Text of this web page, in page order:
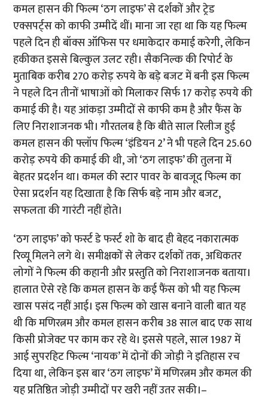
कमल हासन की फिल्म ‘ठग लाइफ’ से दर्शकों और ट्रेड
एक्सपर्ट्स को काफी उम्मीदें थीं। माना जा रहा था कि यह फिल्म
पहले दिन ही बॉक्स ऑफिस पर धमाकेदार कमाई करेगी, लेकिन
हकीकत इससे बिल्कुल उलट रही। सैकनिल्क की रिपोर्ट के
मुताबिक करीब 270 करोड़ रुपये के बड़े बजट में बनी इस फिल्म
ने पहले दिन तीनों भाषाओं को मिलाकर सिर्फ 17 करोड़ रुपये की
कमाई की है। यह आंकड़ा उम्मीदों से काफी कम है और फैंस के
लिए निराशाजनक भी। गौरतलब है कि बीते साल रिलीज हुई
कमल हासन की फ्लॉप फिल्म ‘इंडियन 2’ ने भी पहले दिन 25.60
करोड़ रुपये की कमाई की थी, जो ‘ठग लाइफ’ की तुलना में
बेहतर प्रदर्शन था। कमल की स्टार पावर के बावजूद फिल्म का
ऐसा प्रदर्शन यह दिखाता है कि सिर्फ बड़े नाम और बजट,
सफलता की गारंटी नहीं होते।
‘ठग लाइफ’ को फर्स्ट डे फर्स्ट शो के बाद ही बेहद नकारात्मक
रिव्यू मिलने लगे थे। समीक्षकों से लेकर दर्शकों तक, अधिकतर
लोगों ने फिल्म की कहानी और प्रस्तुति को निराशाजनक बताया।
हालात ऐसे रहे कि कमल हासन के कई फैंस को भी यह फिल्म
खास पसंद नहीं आई। इस फिल्म को खास बनाने वाली बात यह
थी कि मणिरत्नम और कमल हासन करीब 38 साल बाद एक साथ
किसी प्रोजेक्ट पर काम कर रहे थे। इससे पहले, साल 1987 में
आई सुपरहिट फिल्म ‘नायक’ में दोनों की जोड़ी ने इतिहास रच
दिया था, लेकिन इस बार ‘ठग लाइफ’ में मणिरत्नम और कमल की
यह प्रतिष्ठित जोड़ी उम्मीदों पर खरी नहीं उतर सकी।–